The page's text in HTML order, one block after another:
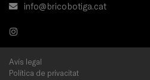
info@bricobotiga.cat
Avís legal
Política de privacitat